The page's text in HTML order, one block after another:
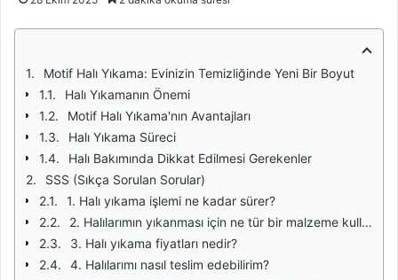
Motif Halı Yıkama: Evinizin Temizliğinde Yeni Bir Boyut
Halı Yıkamanın Önemi
Motif Halı Yıkama'nın Avantajları
Halı Yıkama Süreci
Halı Bakımında Dikkat Edilmesi Gerekenler
SSS (Sıkça Sorulan Sorular)
1. Halı yıkama işlemi ne kadar sürer?
2. Halılarımın yıkanması için ne tür bir malzeme kullanıyorsunuz?
3. Halı yıkama fiyatları nedir?
4. Halılarımı nasıl teslim edebilirim?